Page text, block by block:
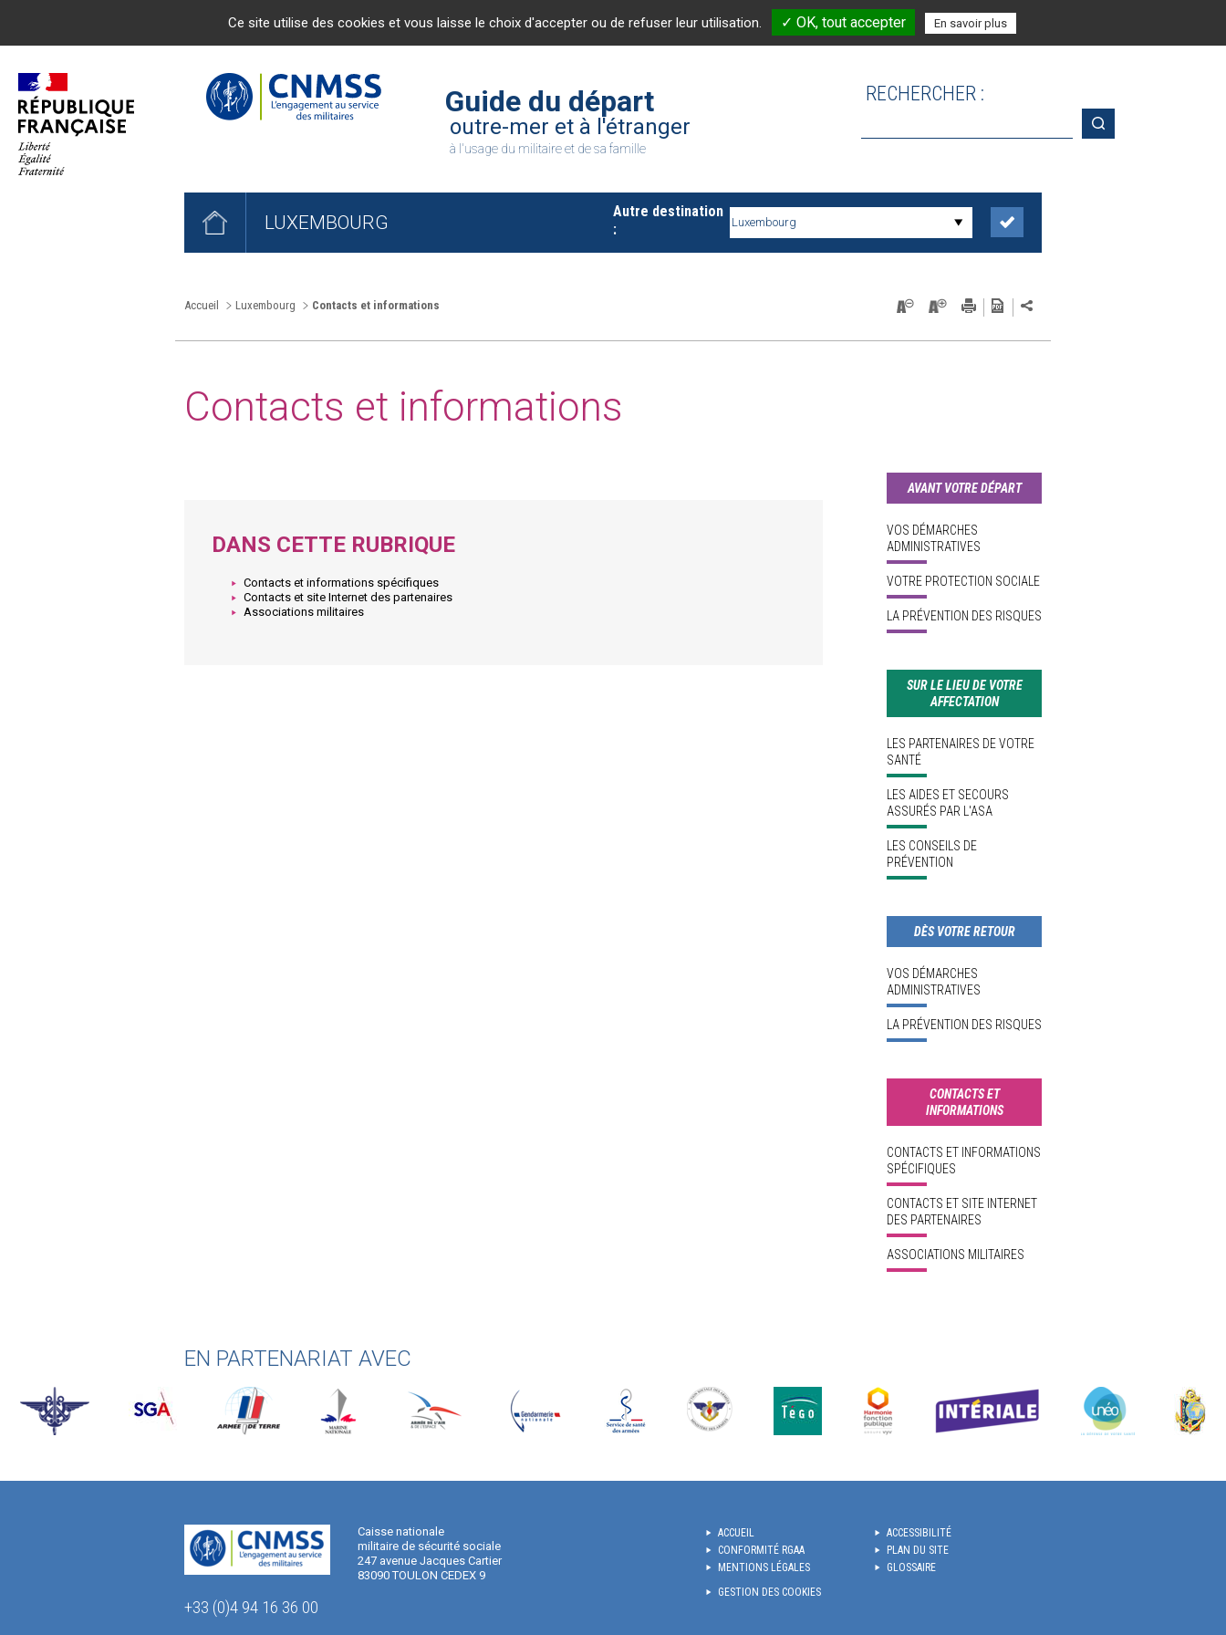
Guide du départ
outre-mer et à l'étranger
à l'usage du militaire et de sa famille
RECHERCHER :
LUXEMBOURG
Autre destination
:
Accueil Luxembourg Contacts et informations
Contacts et informations
DANS CETTE RUBRIQUE
Contacts et informations spécifiques
Contacts et site Internet des partenaires
Associations militaires
AVANT VOTRE DÉPART
VOS DÉMARCHES
ADMINISTRATIVES
VOTRE PROTECTION SOCIALE
LA PRÉVENTION DES RISQUES
SUR LE LIEU DE VOTRE
AFFECTATION
LES PARTENAIRES DE VOTRE
SANTÉ
LES AIDES ET SECOURS
ASSURÉS PAR L'ASA
LES CONSEILS DE
PRÉVENTION
DÈS VOTRE RETOUR
VOS DÉMARCHES
ADMINISTRATIVES
LA PRÉVENTION DES RISQUES
CONTACTS ET
INFORMATIONS
CONTACTS ET INFORMATIONS
SPÉCIFIQUES
CONTACTS ET SITE INTERNET
DES PARTENAIRES
ASSOCIATIONS MILITAIRES
EN PARTENARIAT AVEC
Caisse nationale
militaire de sécurité sociale
247 avenue Jacques Cartier
83090 TOULON CEDEX 9
+33 (0)4 94 16 36 00
ACCUEIL
ACCESSIBILITÉ
CONFORMITÉ RGAA
PLAN DU SITE
MENTIONS LÉGALES
GLOSSAIRE
GESTION DES COOKIES
Ce site utilise des cookies et vous laisse le choix d'accepter ou de refuser leur utilisation. ✓ OK, tout accepter En savoir plus